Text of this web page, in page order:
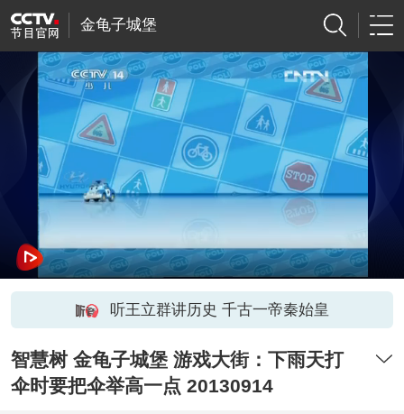
金龟子城堡
听王立群讲历史 千古一帝秦始皇
智慧树 金龟子城堡 游戏大街：下雨天打
伞时要把伞举高一点 20130914